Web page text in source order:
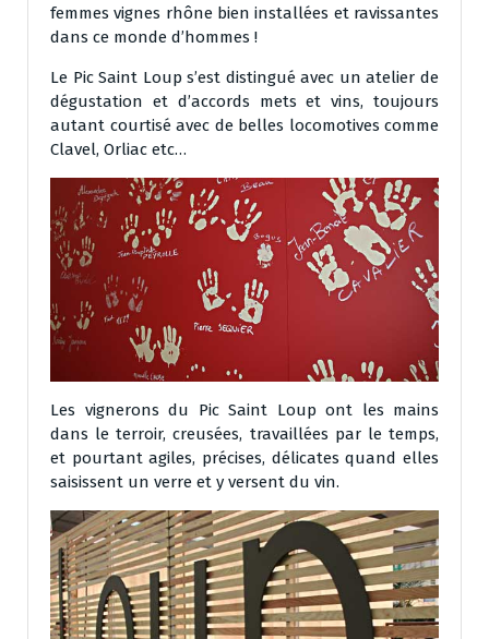
femmes vignes rhône bien installées et ravissantes
dans ce monde d’hommes !
Le Pic Saint Loup s’est distingué avec un atelier de
dégustation et d’accords mets et vins, toujours
autant courtisé avec de belles locomotives comme
Clavel, Orliac etc…
Les vignerons du Pic Saint Loup ont les mains
dans le terroir, creusées, travaillées par le temps,
et pourtant agiles, précises, délicates quand elles
saisissent un verre et y versent du vin.